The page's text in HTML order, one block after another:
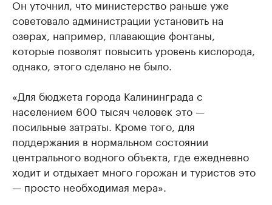
Он уточнил, что министерство раньше уже
советовало администрации установить на
озерах, например, плавающие фонтаны,
которые позволят повысить уровень кислорода,
однако, этого сделано не было.
«Для бюджета города Калининграда с
населением 600 тысяч человек это —
посильные затраты. Кроме того, для
поддержания в нормальном состоянии
центрального водного объекта, где ежедневно
ходит и отдыхает много горожан и туристов это
— просто необходимая мера».